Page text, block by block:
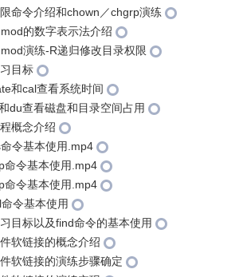
命令介绍和chown／chgrp演练
的数字表示法介绍
演练-R递归修改目录权限
目标
和cal查看系统时间
du查看磁盘和目录空间占用
概念介绍
令基本使用.mp4
命令基本使用.mp4
命令基本使用.mp4
令基本使用
目标以及find命令的基本使用
软链接的概念介绍
软链接的演练步骤确定